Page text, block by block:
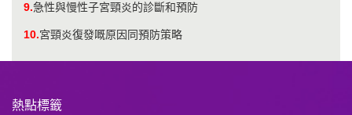
9.急性與慢性子宮頸炎的診斷和預防
10.宮頸炎復發嘅原因同預防策略
熱點標籤